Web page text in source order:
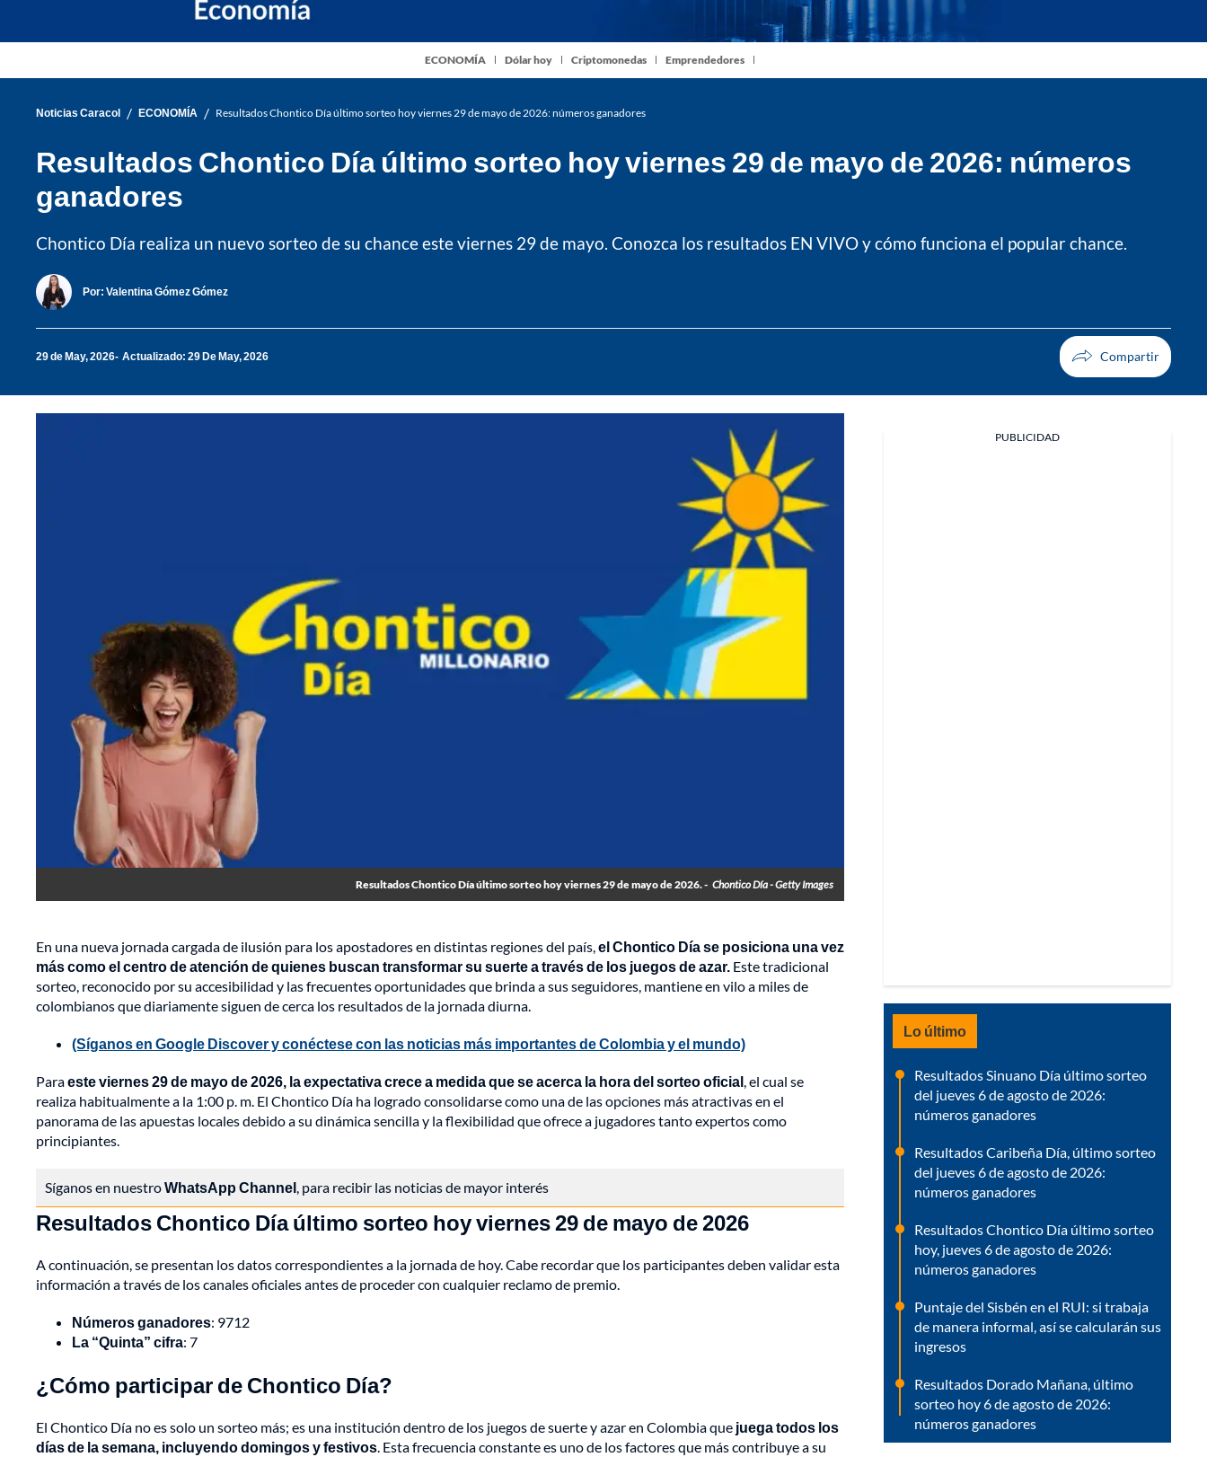
ECONOMÍA Dólar hoy Criptomonedas Emprendedores
Noticias Caracol / ECONOMÍA / Resultados Chontico Día último sorteo hoy viernes 29 de mayo de 2026: números ganadores
Resultados Chontico Día último sorteo hoy viernes 29 de mayo de 2026: números
ganadores
Chontico Día realiza un nuevo sorteo de su chance este viernes 29 de mayo. Conozca los resultados EN VIVO y cómo funciona el popular chance.
Por: Valentina Gómez Gómez
29 de May, 2026 Actualizado: 29 De May, 2026
Resultados Chontico Día último sorteo hoy viernes 29 de mayo de 2026. - Chontico Día - Getty Images
En una nueva jornada cargada de ilusión para los apostadores en distintas regiones del país,el Chontico Día se posiciona una vez
más como el centro de atención de quienes buscan transformar su suerte a través de los juegos de azar. Este tradicional
sorteo, reconocido por su accesibilidad y las frecuentes oportunidades que brinda a sus seguidores, mantiene en vilo a miles de
colombianos que diariamente siguen de cerca los resultados de la jornada diurna.
(Síganos en Google Discover y conéctese con las noticias más importantes de Colombia y el mundo)
Paraeste viernes 29 de mayo de 2026, la expectativa crece a medida que se acerca la hora del sorteo oficial, el cual se
realiza habitualmente a la 1:00 p. m. El Chontico Día ha logrado consolidarse como una de las opciones más atractivas en el
panorama de las apuestas locales debido a su dinámica sencilla y la flexibilidad que ofrece a jugadores tanto expertos como
principiantes.
Síganos en nuestroWhatsApp Channel, para recibir las noticias de mayor interés
Resultados Chontico Día último sorteo hoy viernes 29 de mayo de 2026
A continuación, se presentan los datos correspondientes a la jornada de hoy. Cabe recordar que los participantes deben validar esta
información a través de los canales oficiales antes de proceder con cualquier reclamo de premio.
Números ganadores: 9712
La “Quinta” cifra: 7
¿Cómo participar de Chontico Día?
El Chontico Día no es solo un sorteo más; es una institución dentro de los juegos de suerte y azar en Colombia que juega todos los
días de la semana, incluyendo domingos y festivos. Esta frecuencia constante es uno de los factores que más contribuye a su
PUBLICIDAD
Lo último
Resultados Sinuano Día último sorteo
del jueves 6 de agosto de 2026:
números ganadores
Resultados Caribeña Día, último sorteo
del jueves 6 de agosto de 2026:
números ganadores
Resultados Chontico Día último sorteo
hoy, jueves 6 de agosto de 2026:
números ganadores
Puntaje del Sisbén en el RUI: si trabaja
de manera informal, así se calcularán sus
ingresos
Resultados Dorado Mañana, último
sorteo hoy 6 de agosto de 2026:
números ganadores